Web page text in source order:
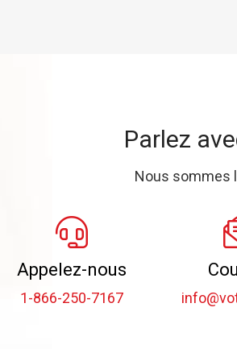
Parlez
Nous sommes
Appelez-nous
1-866-250-7167